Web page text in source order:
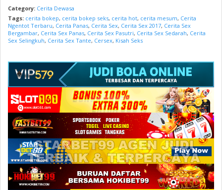
Category: Cerita Dewasa
Tags: cerita bokep, cerita bokep seks, cerita hot, cerita mesum, Cerita
Ngentot Terbaru, Cerita Panas, Cerita Sex, Cerita Sex 2017, Cerita Sex
Bergambar, Cerita Sex Panas, Cerita Sex Pasutri, Cerita Sex Sedarah, Cerita
Sex Selingkuh, Cerita Sex Tante, Cersex, Kisah Seks